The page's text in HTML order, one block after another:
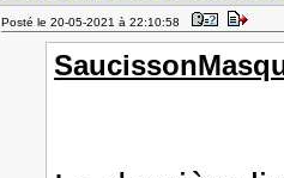
Posté le 20-05-2021 à 22:10:58